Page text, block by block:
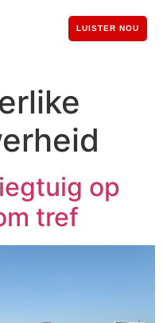
LUISTER NOU
op
tref